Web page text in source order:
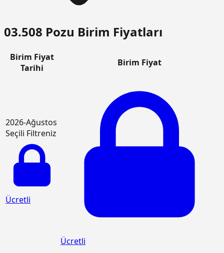
03.508 Pozu Birim Fiyatları
Birim Fiyat
Tarihi
Birim Fiyat
2026-Ağustos
Seçili Filtreniz
Ücretli
Ücretli